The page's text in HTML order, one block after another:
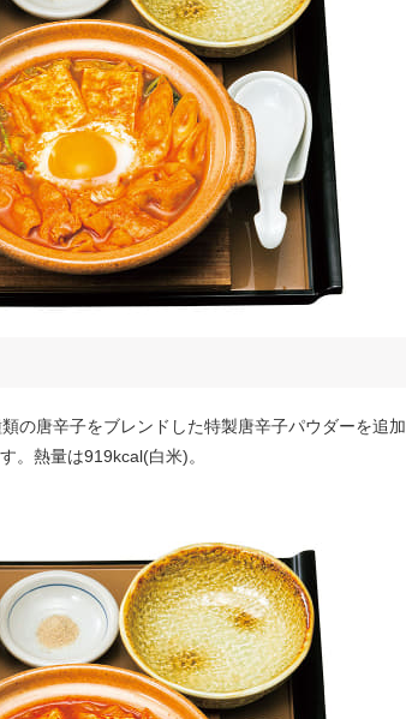
の唐辛子をブレンドした特製唐辛子パウダーを追加
。熱量は919kcal(白米)。